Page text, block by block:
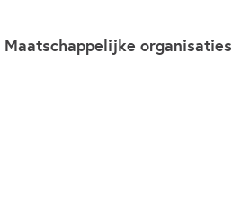
Maatschappelijke organisaties